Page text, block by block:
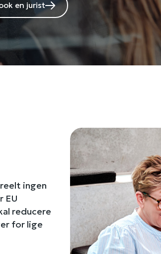
en jurist
ingen
EU
reducere
for lige